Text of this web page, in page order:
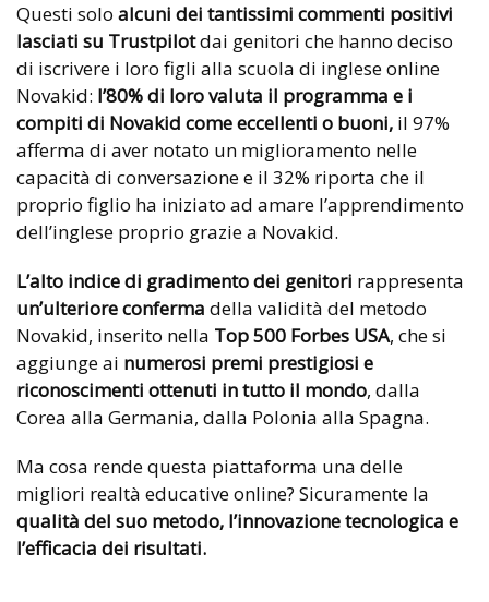
Questi solo alcuni dei tantissimi commenti positivi
lasciati su Trustpilotdai genitori che hanno deciso
di iscrivere i loro figli alla scuola di inglese online
Novakid: l’80% di loro valuta il programma e i
compiti di Novakid come eccellenti o buoni, il 97%
afferma di aver notato un miglioramento nelle
capacità di conversazione e il 32% riporta che il
proprio figlio ha iniziato ad amare l’apprendimento
dell’inglese proprio grazie a Novakid.
L’alto indice di gradimento dei genitori rappresenta
un’ulteriore conferma della validità del metodo
Novakid, inserito nella Top 500 Forbes USA, che si
aggiunge ai numerosi premi prestigiosi e
riconoscimenti ottenuti in tutto il mondo, dalla
Corea alla Germania, dalla Polonia alla Spagna.
Ma cosa rende questa piattaforma una delle
migliori realtà educative online? Sicuramente la
qualità del suo metodo, l’innovazione tecnologica e
l’efficacia dei risultati.